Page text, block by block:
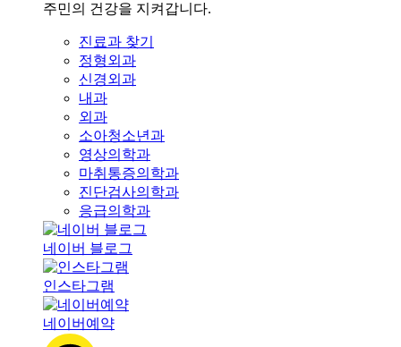
주민의 건강을 지켜갑니다.
진료과 찾기
정형외과
신경외과
내과
외과
소아청소년과
영상의학과
마취통증의학과
진단검사의학과
응급의학과
네이버 블로그
인스타그램
네이버예약